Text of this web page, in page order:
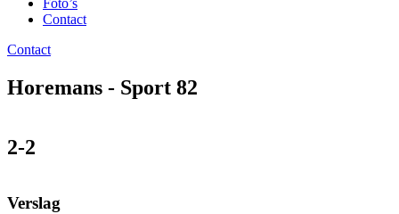
Contact
Contact
Horemans - Sport 82
2-2
Verslag